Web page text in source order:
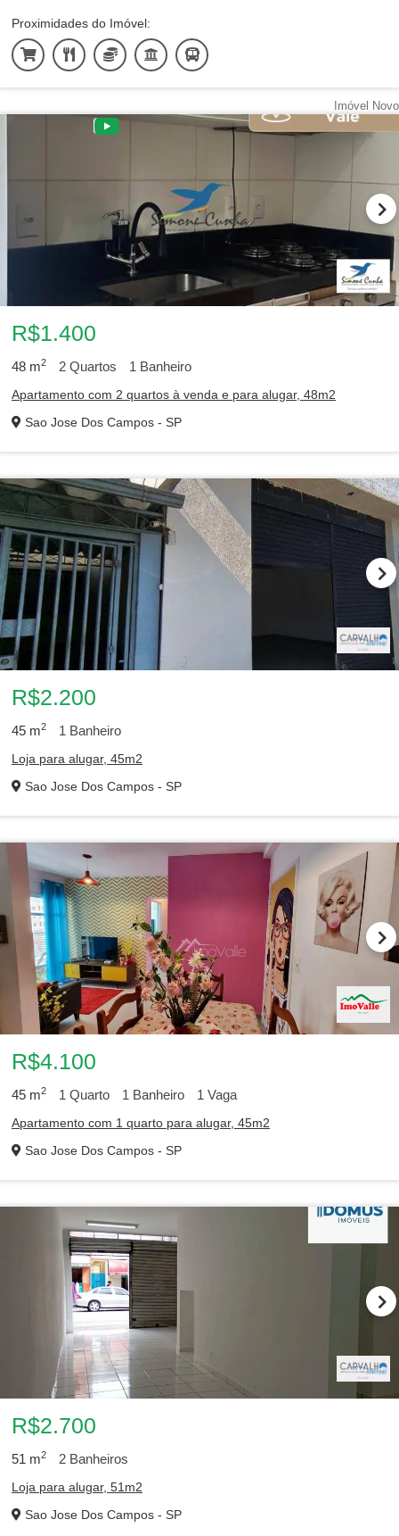
Proximidades do Imóvel:
Imóvel Novo
R$1.400
48 m2 2 Quartos 1 Banheiro
Apartamento com 2 quartos à venda e para alugar, 48m2
Sao Jose Dos Campos - SP
R$2.200
45 m2 1 Banheiro
Loja para alugar, 45m2
Sao Jose Dos Campos - SP
R$4.100
45 m2 1 Quarto 1 Banheiro 1 Vaga
Apartamento com 1 quarto para alugar, 45m2
Sao Jose Dos Campos - SP
R$2.700
51 m2 2 Banheiros
Loja para alugar, 51m2
Sao Jose Dos Campos - SP